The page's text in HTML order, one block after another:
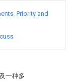
一种多
Priority and